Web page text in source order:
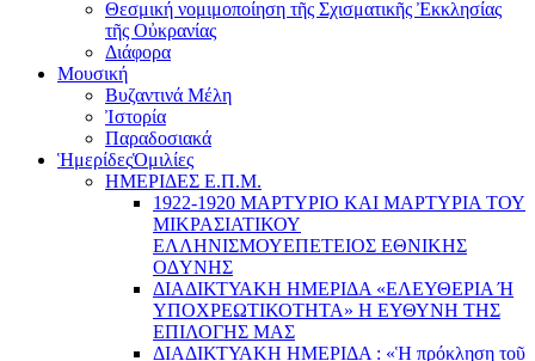
Θεσμική νομιμοποίηση τῆς Σχισματικῆς Ἐκκλησίας
τῆς Οὐκρανίας
Διάφορα
Μουσική
Βυζαντινά Μέλη
Ἰστορία
Παραδοσιακά
ἩμερίδεςὉμιλίες
ΗΜΕΡΙΔΕΣ Ε.Π.Μ.
1922-1920 ΜΑΡΤΥΡΙΟ ΚΑI ΜΑΡΤΥΡIΑ ΤΟΥ
ΜΙΚΡΑΣΙΑΤΙΚΟΥ
EΛΛΗΝΙΣΜΟΥEΠEΤΕΙΟΣ EΘΝΙΚHΣ
O∆YΝΗΣ
ΔΙΑΔΙΚΤΥΑΚΗ ΗΜΕΡΙΔΑ «EΛΕΥΘΕΡΙΑ Ή
YΠΟΧΡΕΩΤΙΚΟΤΗΤΑ» Η ΕΥΘΥΝΗ ΤΗΣ
EΠΙΛΟΓΗΣ ΜΑΣ
ΔΙΑΔΙΚΤΥΑΚΗ ΗΜΕΡΙΔΑ : «Ἡ πρόκληση τοῦ